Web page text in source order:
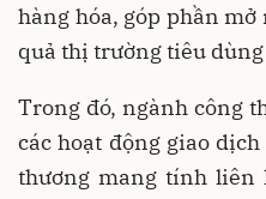
hàng hóa, góp phần
quả thị trường tiêu
Trong đó, ngành công
các hoạt động giao
thương mang tính liên